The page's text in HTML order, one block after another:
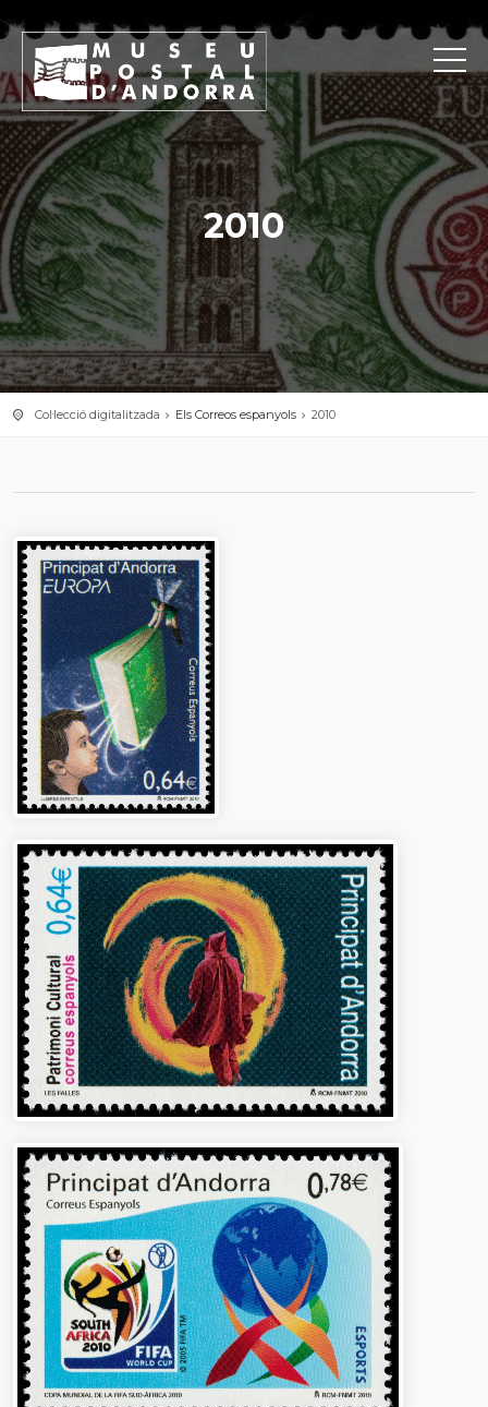
2010
Col·lecció digitalitzada Els Correos espanyols 2010